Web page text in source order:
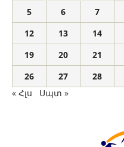
5
6 7
12
13 14
19
20 21
26
27 28
« Հլս
Սպտ »